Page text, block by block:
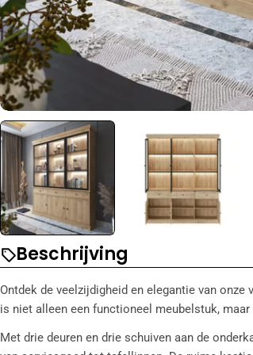
Beschrijving
Ontdek de veelzijdigheid en elegantie van
is niet alleen een functioneel meubelstuk,
Met drie deuren en drie schuiven aan de